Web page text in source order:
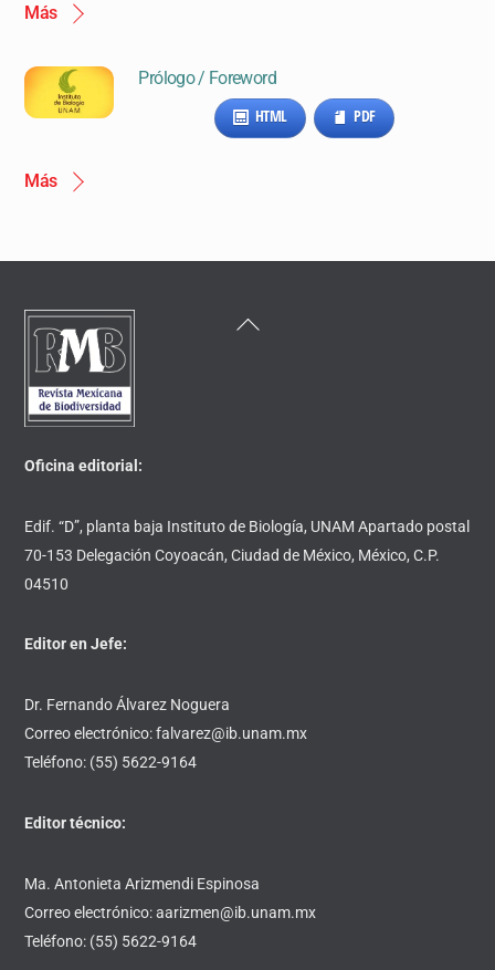
Más
Prólogo / Foreword
HTML
PDF
Más
Back
Oficina editorial:
Edif. “D”, planta baja Instituto de Biología, UNAM Apartado postal
70-153 Delegación Coyoacán, Ciudad de México, México, C.P.
04510
Editor en Jefe:
Dr. Fernando Álvarez Noguera
Correo electrónico: falvarez@ib.unam.mx
Teléfono: (55) 5622-9164
Editor técnico:
Ma. Antonieta Arizmendi Espinosa
Correo electrónico: aarizmen@ib.unam.mx
Teléfono: (55) 5622-9164